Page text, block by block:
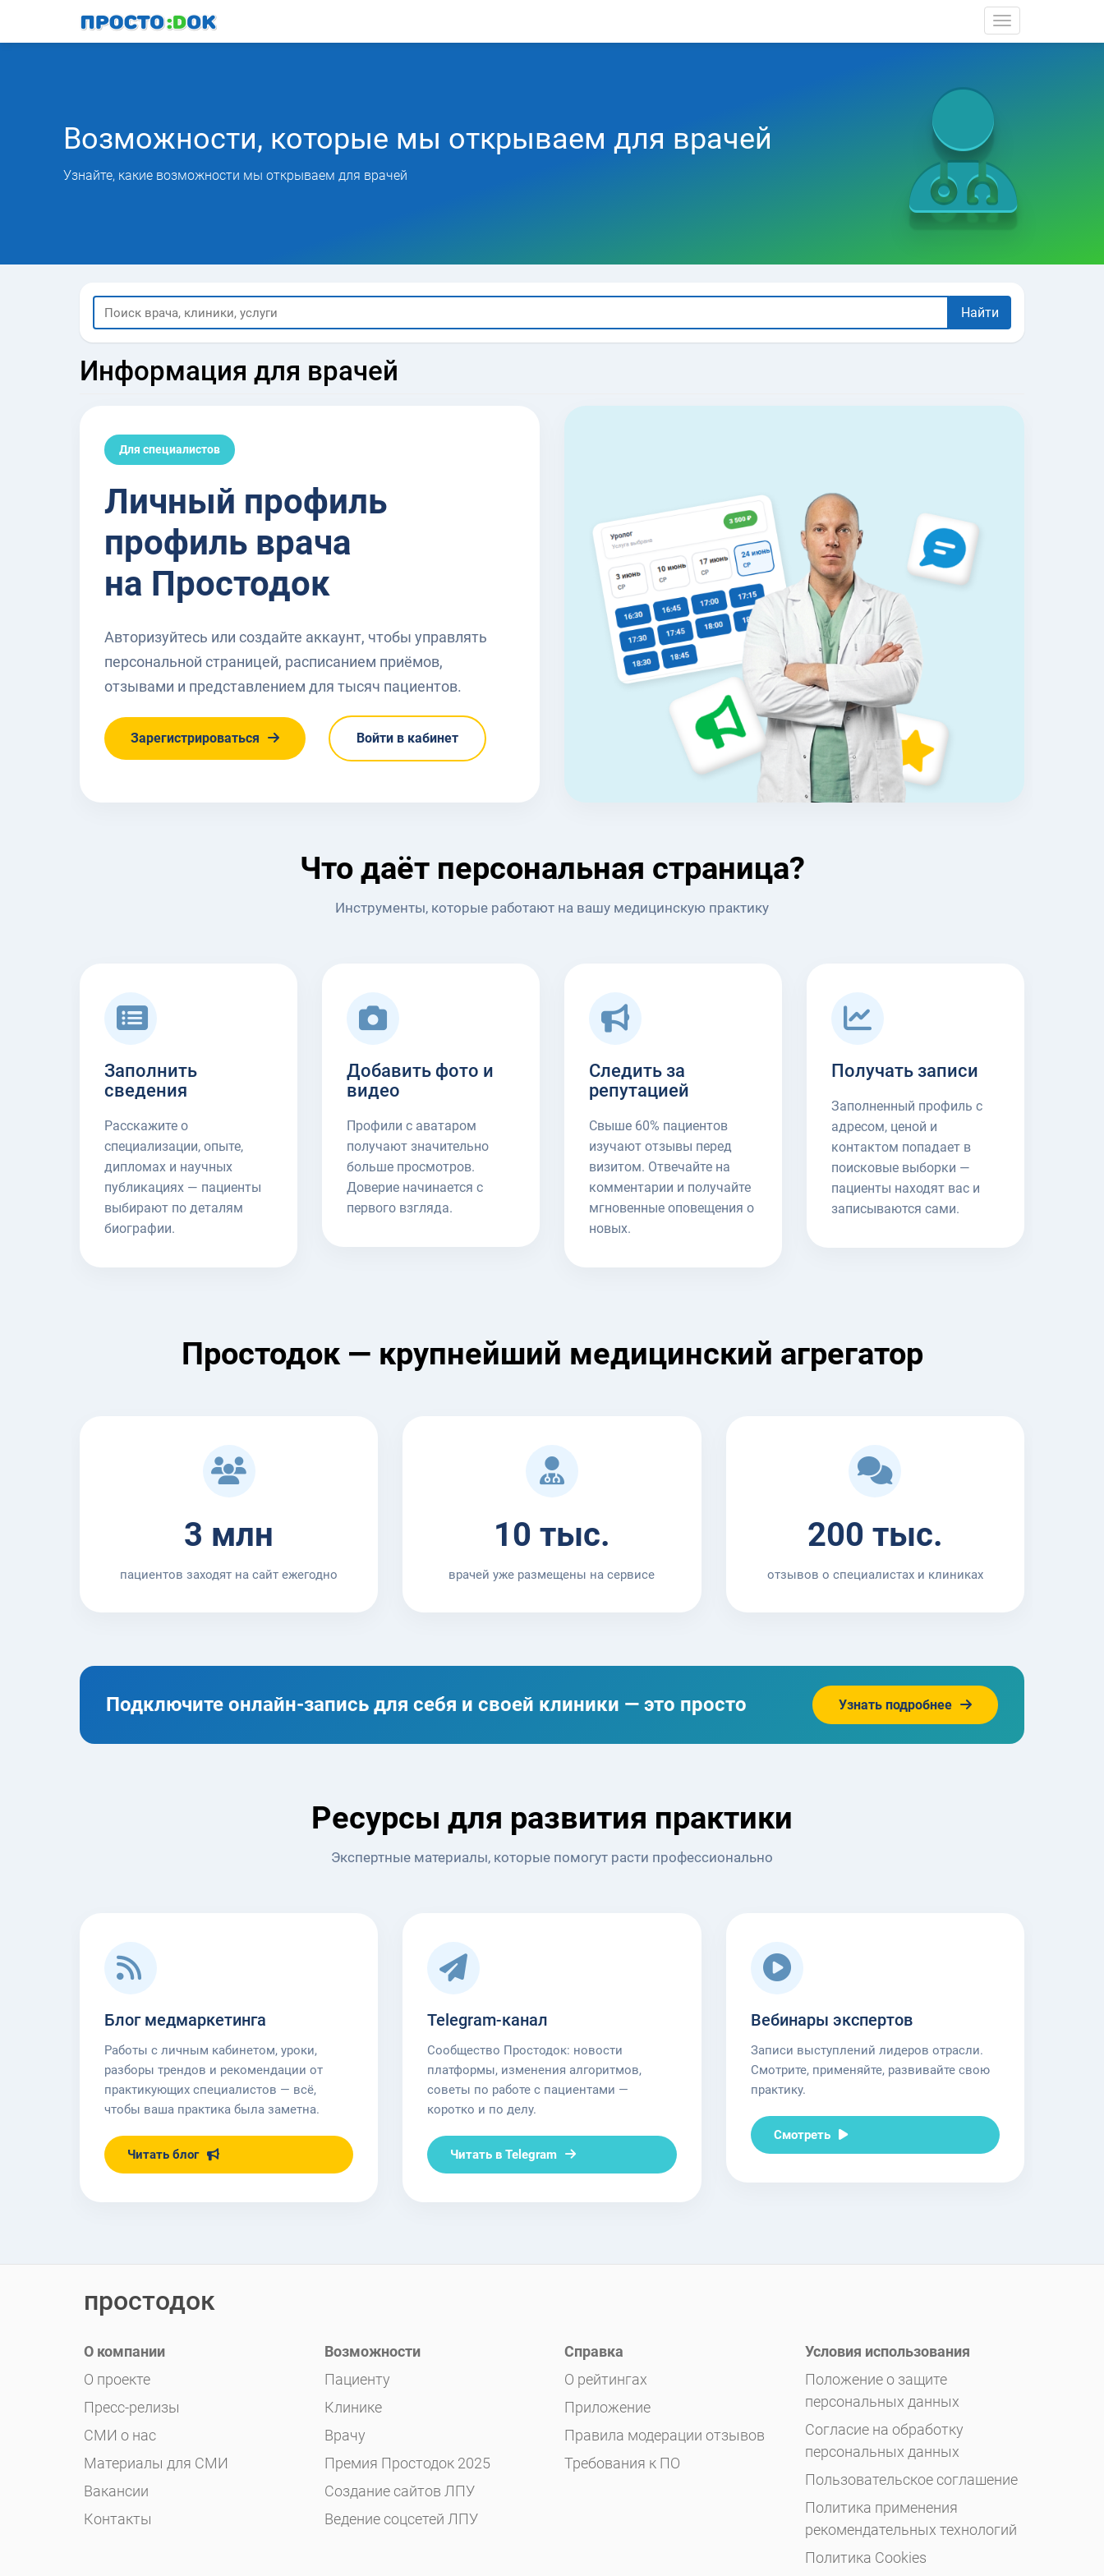
Toggle
Возможности, которые мы открываем для врачей
Узнайте, какие возможности мы открываем для врачей
Найти
Информация для врачей
Для специалистов
Личный профиль
профиль врача
на Простодок
Авторизуйтесь или создайте аккаунт, чтобы управлять
персональной страницей, расписанием приёмов,
отзывами и представлением для тысяч пациентов.
Зарегистрироваться Войти в кабинет
Что даёт персональная страница?
Инструменты, которые работают на вашу медицинскую практику
Заполнить
сведения
Расскажите о
специализации, опыте,
дипломах и научных
публикациях — пациенты
выбирают по деталям
биографии.
Добавить фото и
видео
Профили с аватаром
получают значительно
больше просмотров.
Доверие начинается с
первого взгляда.
Следить за
репутацией
Свыше 60% пациентов
изучают отзывы перед
визитом. Отвечайте на
комментарии и получайте
мгновенные оповещения о
новых.
Получать записи
Заполненный профиль с
адресом, ценой и
контактом попадает в
поисковые выборки —
пациенты находят вас и
записываются сами.
Простодок — крупнейший медицинский агрегатор
3 млн
пациентов заходят на сайт ежегодно
10 тыс.
врачей уже размещены на сервисе
200 тыс.
отзывов о специалистах и клиниках
Подключите онлайн-запись для себя и своей клиники — это просто Узнать подробнее
Ресурсы для развития практики
Экспертные материалы, которые помогут расти профессионально
Блог медмаркетинга
Работы с личным кабинетом, уроки,
разборы трендов и рекомендации от
практикующих специалистов — всё,
чтобы ваша практика была заметна.
Читать блог
Telegram-канал
Сообщество Простодок: новости
платформы, изменения алгоритмов,
советы по работе с пациентами —
коротко и по делу.
Читать в Telegram
Вебинары экспертов
Записи выступлений лидеров отрасли.
Смотрите, применяйте, развивайте свою
практику.
Смотреть
простодок
О компании
О проекте
Пресс-релизы
СМИ о нас
Материалы для СМИ
Вакансии
Контакты
Возможности
Пациенту
Клинике
Врачу
Премия Простодок 2025
Создание сайтов ЛПУ
Ведение соцсетей ЛПУ
Справка
О рейтингах
Приложение
Правила модерации отзывов
Требования к ПО
Условия использования
Положение о защите
персональных данных
Согласие на обработку
персональных данных
Пользовательское соглашение
Политика применения
рекомендательных технологий
Политика Cookies